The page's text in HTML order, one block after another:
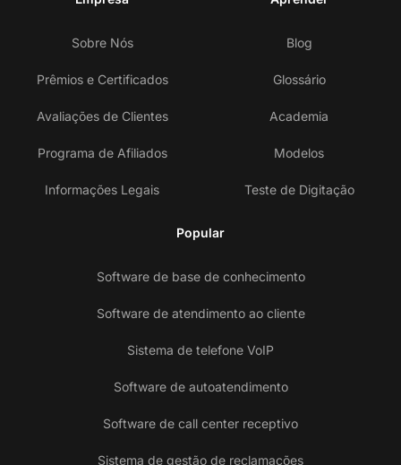
Sobre Nós
Prêmios e Certificados
Avaliações de Clientes
Programa de Afiliados
Informações Legais
Blog
Glossário
Academia
Modelos
Teste de Digitação
Popular
Software de base de conhecimento
Software de atendimento ao cliente
Sistema de telefone VoIP
Software de autoatendimento
Software de call center receptivo
Sistema de gestão de reclamações